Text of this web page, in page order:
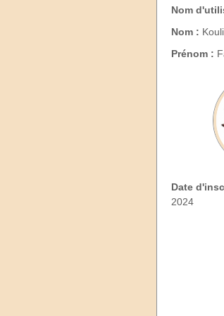
Nom
Nom :
Prénom :
Date
2024